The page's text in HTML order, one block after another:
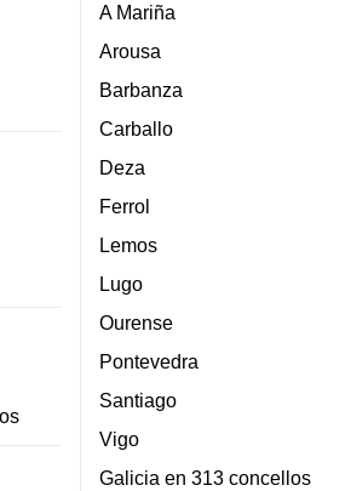
A Mariña
Arousa
Barbanza
Carballo
Deza
Ferrol
Lemos
Lugo
Ourense
Pontevedra
Santiago
Vigo
Galicia en 313 concellos